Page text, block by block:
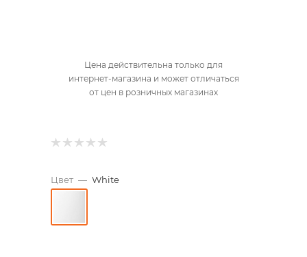
Цена действительна только для
интернет-магазина и может отличаться
от цен в розничных магазинах
Цвет — White